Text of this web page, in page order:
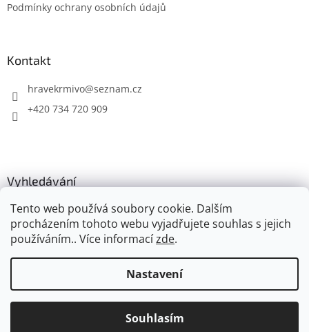
Tento web používá soubory cookie. Dalším
procházením tohoto webu vyjadřujete souhlas s jejich
používáním.. Více informacízde.
Nastavení
Souhlasím
Podmínky ochrany osobních údajů
Kontakt
hravekrmivo@seznam.cz
+420 734 720 909
Vyhledávání
HLEDAT
Vytvořil Shoptet
Hravé krmivo. Všechna práva vyhrazena.